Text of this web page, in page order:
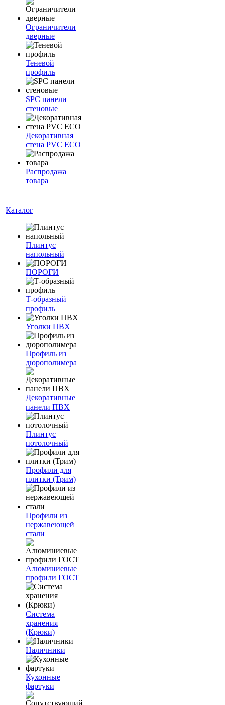
Ограничители
дверные
Теневой
профиль
SPC панели
стеновые
Декоративная
стена PVC ECO
Распродажа
товара
Каталог
Плинтус
напольный
ПОРОГИ
Т-образный
профиль
Уголки ПВХ
Профиль из
дюрополимера
Декоративные
панели ПВХ
Плинтус
потолочный
Профили для
плитки (Трим)
Профили из
нержавеющей
стали
Алюминиевые
профили ГОСТ
Система
хранения
(Крюки)
Наличники
Кухонные
фартуки